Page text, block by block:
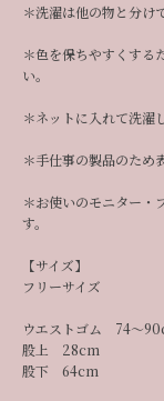
＊洗濯は他の物と分け
＊色を保ちやすくする
い。
＊ネットに入れて洗濯
＊手仕事の製品のため
＊お使いのモニター・
す。
【サイズ】
フリーサイズ
ウエストゴム 74～
股上 28cm
股下 64cm